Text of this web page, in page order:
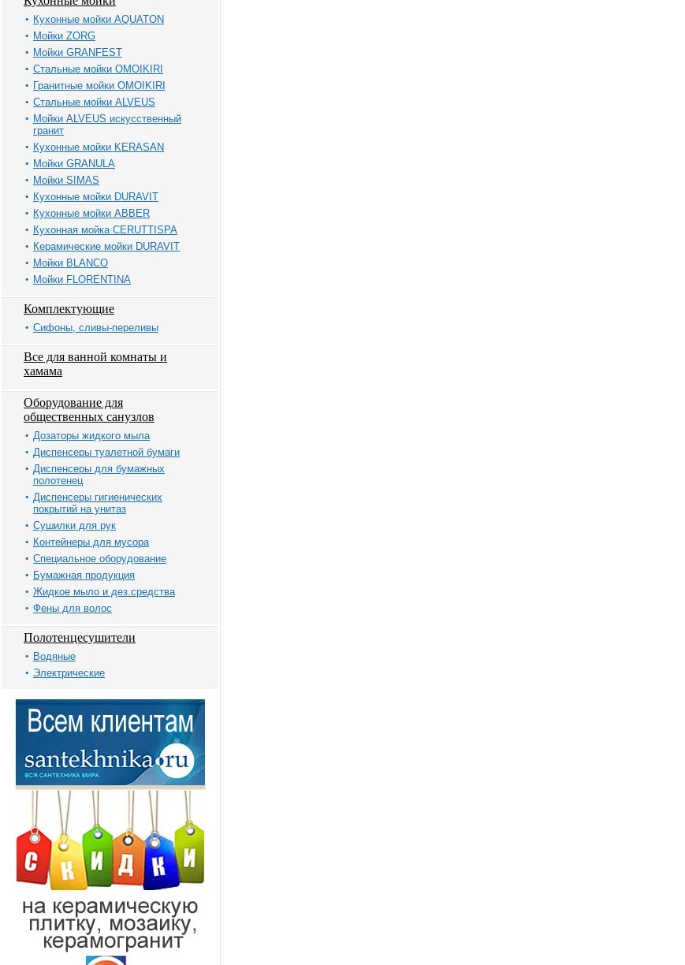
Кухонные мойки AQUATON
Мойки ZORG
Мойки GRANFEST
Стальные мойки OMOIKIRI
Гранитные мойки OMOIKIRI
Стальные мойки ALVEUS
Мойки ALVEUS искусственный
гранит
Кухонные мойки KERASAN
Мойки GRANULA
Мойки SIMAS
Кухонные мойки DURAVIT
Кухонные мойки ABBER
Кухонная мойка CERUTTISPA
Керамические мойки DURAVIT
Мойки BLANCO
Мойки FLORENTINA
Комплектующие
Сифоны, сливы-переливы
Все для ванной комнаты и
хамама
Оборудование для
общественных санузлов
Дозаторы жидкого мыла
Диспенсеры туалетной бумаги
Диспенсеры для бумажных
полотенец
Диспенсеры гигиенических
покрытий на унитаз
Сушилки для рук
Контейнеры для мусора
Специальное оборудование
Бумажная продукция
Жидкое мыло и дез.средства
Фены для волос
Полотенцесушители
Водяные
Электрические